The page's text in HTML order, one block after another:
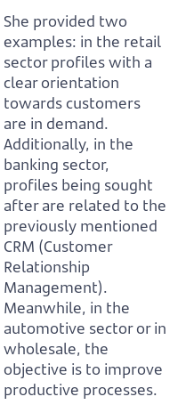
She provided two
examples: in the retail
sector profiles with a
clear orientation
towards customers
are in demand.
Additionally, in the
banking sector,
profiles being sought
after are related to the
previously mentioned
CRM (Customer
Relationship
Management).
Meanwhile, in the
automotive sector or in
wholesale, the
objective is to improve
productive processes.